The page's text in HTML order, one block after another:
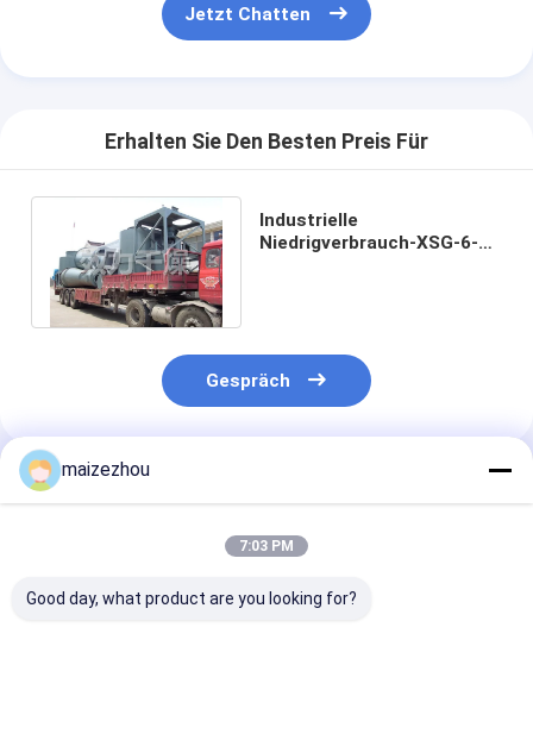
Jetzt Chatten
Erhalten Sie Den Besten Preis Für
Industrielle
Niedrigverbrauch-XSG-6-
Gespräch
Empfohlene Produkte
maizezhou
7:03 PM
Good day, what product are you looking for?